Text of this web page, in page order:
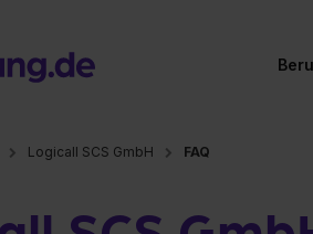
Logicall SCS GmbH FAQ